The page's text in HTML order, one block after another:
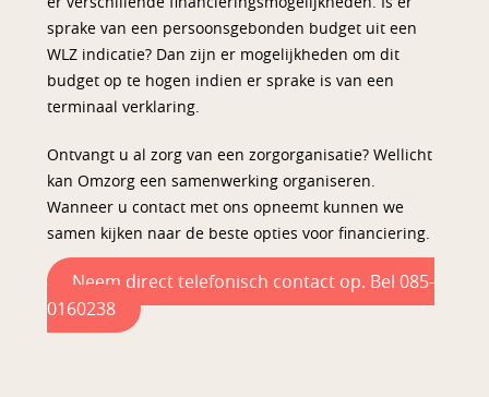
sprake van een persoonsgebonden budget uit een
WLZ indicatie? Dan zijn er mogelijkheden om dit
budget op te hogen indien er sprake is van een
terminaal verklaring.
Ontvangt u al zorg van een zorgorganisatie? Wellicht
kan Omzorg een samenwerking organiseren.
Wanneer u contact met ons opneemt kunnen we
samen kijken naar de beste opties voor financiering.
Neem direct telefonisch contact op. Bel 085-
0160238